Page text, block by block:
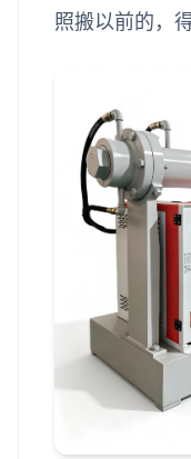
照搬以前的，